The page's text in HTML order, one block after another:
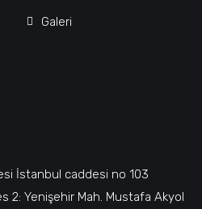
Galeri
İstanbul caddesi no 103
2: Yenişehir Mah. Mustafa Akyol